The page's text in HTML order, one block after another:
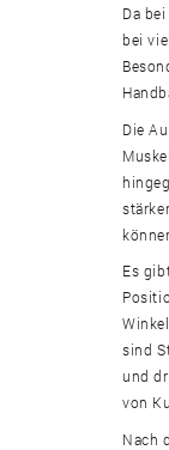
Da
bei
Die
Es
sind
und
von
Nach